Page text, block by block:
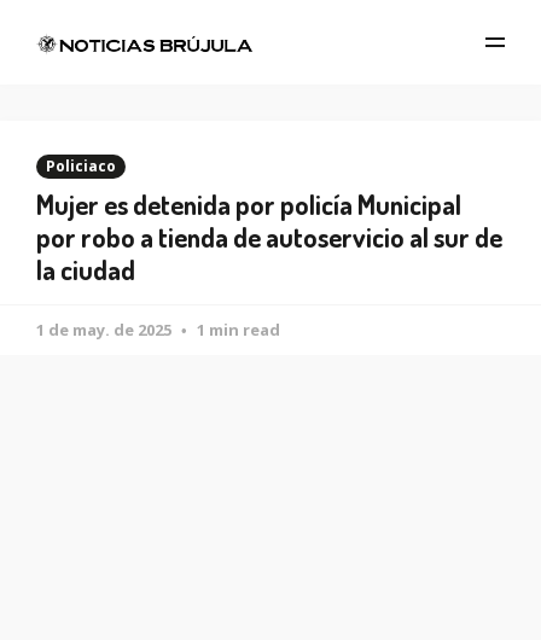
Policiaco
Mujer es detenida por policía Municipal
por robo a tienda de autoservicio al sur de
la ciudad
1 de may. de 2025 1 min read